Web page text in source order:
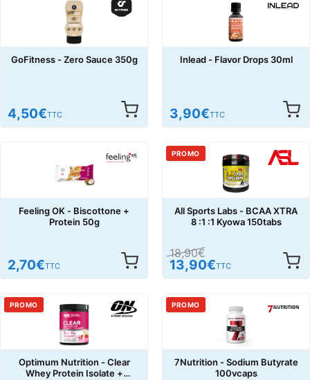
GoFitness - Zero Sauce 350g
4,50€TTC
Inlead - Flavor Drops 30ml
3,90€TTC
Feeling OK - Biscottone +
Protein 50g
2,70€TTC
PROMO
All Sports Labs - BCAA XTRA
8 :1 :1 Kyowa 150tabs
18,90€
13,90€TTC
PROMO
Optimum Nutrition - Clear
Whey Protein Isolate +
PROMO
7Nutrition - Sodium Butyrate
100vcaps